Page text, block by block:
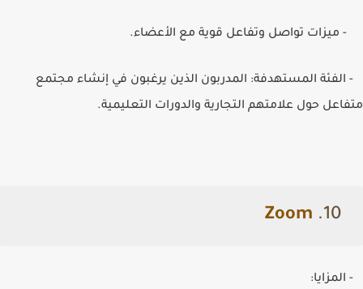
- ميزات تواصل وتفاعل قوية مع الأعضاء.
- الفئة المستهدفة: المدربون الذين يرغبون في إنشاء مجتمع
متفاعل حول علامتهم التجارية والدورات التعليمية.
10.
Zoom
- المزايا: